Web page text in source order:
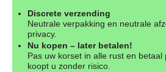
Discrete verzending
Neutrale verpakking en neutrale
privacy.
Nu kopen – later betalen!
Pas uw korset in alle rust en betaal
koopt u zonder risico.